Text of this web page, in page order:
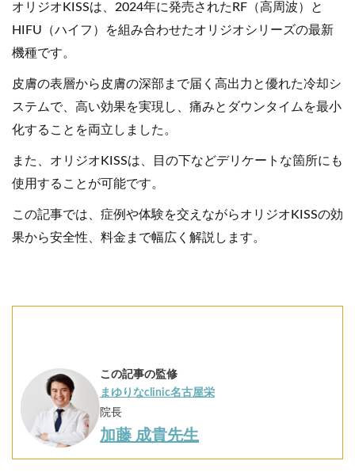
オリジオKISSは、2024年に発売されたRF（高周波）と
HIFU（ハイフ）を組み合わせたオリジオシリーズの最新
機種です。
皮膚の表層から皮膚の深部まで届く高出力と優れた冷却シ
ステムで、高い効果を実現し、痛みとダウンタイムを最小
化することを両立しました。
また、オリジオKISSは、目の下などデリケートな箇所にも
使用することが可能です。
この記事では、症例や体験を交えながらオリジオKISSの効
果から安全性、料金まで幅広く解説します。
この記事の監修
まゆりなclinic名古屋栄
院長
加藤 成貴先生